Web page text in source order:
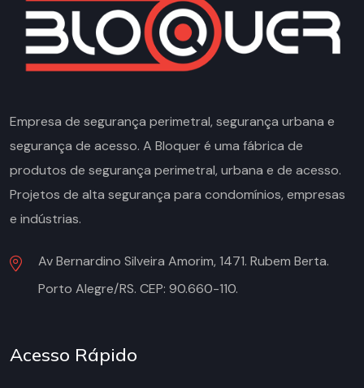
Empresa de segurança perimetral, segurança urbana e
segurança de acesso. A Bloquer é uma fábrica de
produtos de segurança perimetral, urbana e de acesso.
Projetos de alta segurança para condomínios, empresas
e indústrias.
Av Bernardino Silveira Amorim, 1471. Rubem Berta.
Porto Alegre/RS. CEP: 90.660-110.
Acesso Rápido